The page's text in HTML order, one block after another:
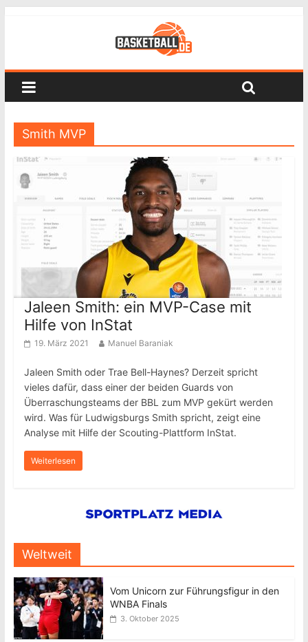
Smith MVP
Jaleen Smith: ein MVP-Case mit
Hilfe von InStat
19. März 2021 Manuel Baraniak
Jaleen Smith oder Trae Bell-Haynes? Derzeit spricht
vieles dafür, dass einer der beiden Guards von
Überraschungsteams der BBL zum MVP gekürt werden
wird. Was für Ludwigsburgs Smith spricht, zeigt eine
Analyse mit Hilfe der Scouting-Plattform InStat.
Weiterlesen
Weltweit
Vom Unicorn zur Führungsfigur in den
WNBA Finals
3. Oktober 2025